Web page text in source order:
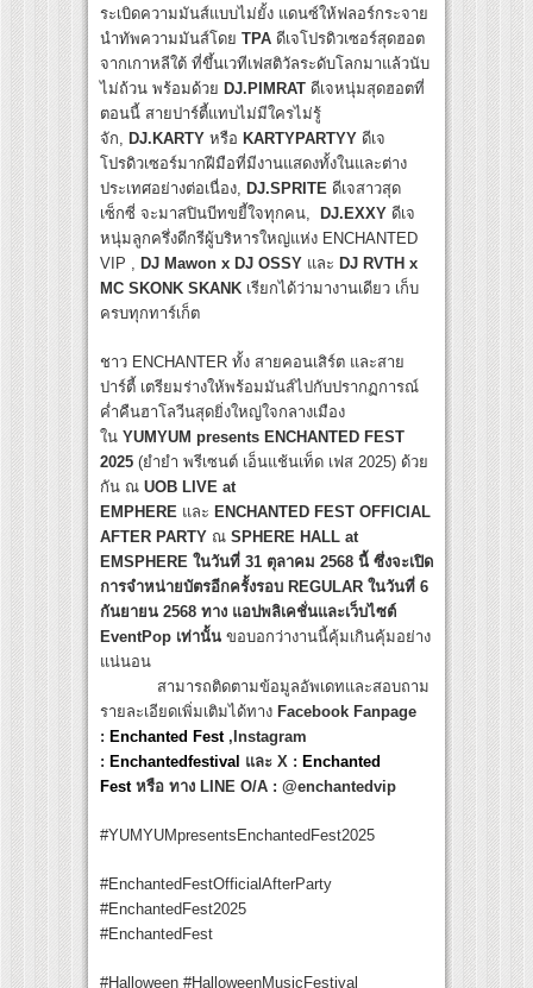
ระเบิดความมันส์แบบไม่ยั้ง แดนซ์ให้ฟลอร์กระจาย
นำทัพความมันส์โดย TPA ดีเจโปรดิวเซอร์สุดฮอต
จากเกาหลีใต้ ที่ขึ้นเวทีเฟสติวัลระดับโลกมาแล้วนับ
ไม่ถ้วน พร้อมด้วย DJ.PIMRAT ดีเจหนุ่มสุดฮอตที่
ตอนนี้ สายปาร์ตี้แทบไม่มีใครไม่รู้
จัก, DJ.KARTY หรือ KARTYPARTYY ดีเจ
โปรดิวเซอร์มากฝีมือที่มีงานแสดงทั้งในและต่าง
ประเทศอย่างต่อเนื่อง, DJ.SPRITE ดีเจสาวสุด
เซ็กซี่ จะมาสปินบีทขยี้ใจทุกคน,
DJ.EXXY ดีเจ
หนุ่มลูกครึ่งดีกรีผู้บริหารใหญ่แห่ง ENCHANTED
VIP , DJ Mawon x DJ OSSY และ DJ RVTH x
MC SKONK SKANK เรียกได้ว่ามางานเดียว เก็บ
ครบทุกทาร์เก็ต
ชาว ENCHANTER ทั้ง สายคอนเสิร์ต และสาย
ปาร์ตี้ เตรียมร่างให้พร้อมมันส์ไปกับปรากฏการณ์
ค่ำคืนฮาโลวีนสุดยิ่งใหญ่ใจกลางเมือง
ใน YUMYUM presents ENCHANTED FEST
2025 (ยำยำ พรีเซนต์ เอ็นแช้นเท็ด เฟส 2025) ด้วย
กัน ณ UOB LIVE at
EMPHERE และ ENCHANTED FEST OFFICIAL
AFTER PARTY ณ SPHERE HALL at
EMSPHERE ในวันที่ 31 ตุลาคม 2568 นี้ ซึ่งจะเปิด
การจำหน่ายบัตรอีกครั้งรอบ REGULAR ในวันที่ 6
กันยายน 2568 ทาง แอปพลิเคชั่นและเว็บไซต์
EventPop เท่านั้น ขอบอกว่างานนี้คุ้มเกินคุ้มอย่าง
แน่นอน
สามารถติดตามข้อมูลอัพเดทและสอบถาม
รายละเอียดเพิ่มเติมได้ทาง Facebook Fanpage
: Enchanted Fest,Instagram
: Enchantedfestival และ X : Enchanted
Festหรือ ทาง LINE O/A : @enchantedvip
#YUMYUMpresentsEnchantedFest2025
#EnchantedFestOfficialAfterParty
#EnchantedFest2025
#EnchantedFest
#Halloween #HalloweenMusicFestival